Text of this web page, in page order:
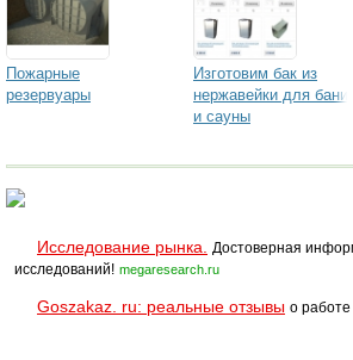
Пожарные
резервуары
Изготовим бак из
нержавейки для бани
и сауны
Исследование рынка.
Достоверная
исследований! megaresearch.ru
Goszakaz. ru: реальные отзывы о работе